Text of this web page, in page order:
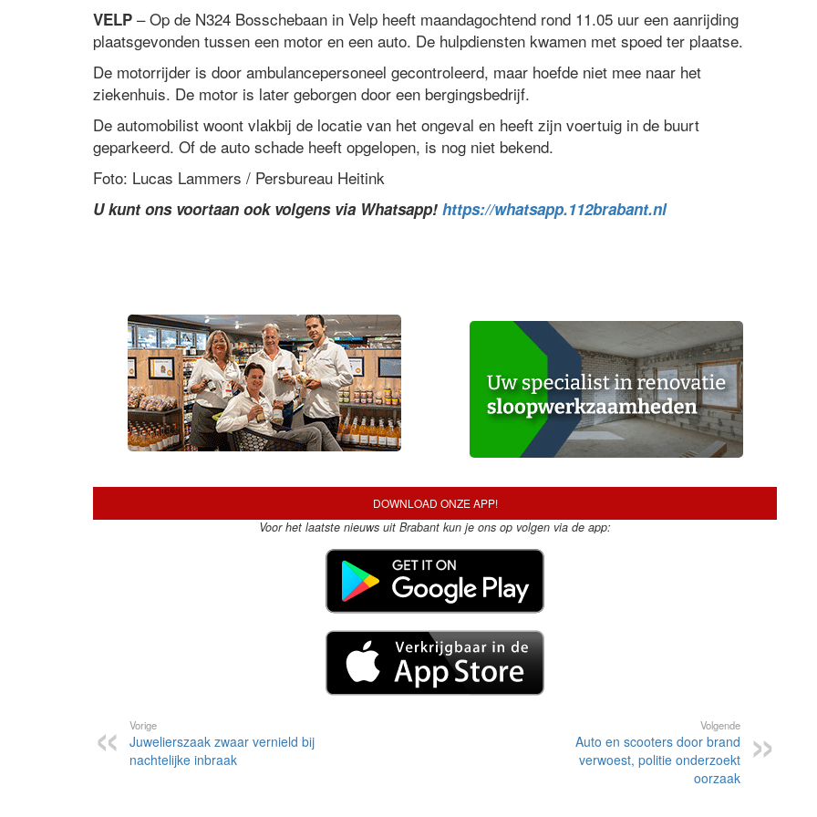
VELP – Op de N324 Bosschebaan in Velp heeft maandagochtend rond 11.05 uur een aanrijding
plaatsgevonden tussen een motor en een auto. De hulpdiensten kwamen met spoed ter plaatse.
De motorrijder is door ambulancepersoneel gecontroleerd, maar hoefde niet mee naar het
ziekenhuis. De motor is later geborgen door een bergingsbedrijf.
De automobilist woont vlakbij de locatie van het ongeval en heeft zijn voertuig in de buurt
geparkeerd. Of de auto schade heeft opgelopen, is nog niet bekend.
Foto: Lucas Lammers / Persbureau Heitink
U kunt ons voortaan ook volgens via Whatsapp! https://whatsapp.112brabant.nl
DOWNLOAD ONZE APP!
Voor het laatste nieuws uit Brabant kun je ons op volgen via de app:
Vorige
Juwelierszaak zwaar vernield bij
nachtelijke inbraak
Volgende
Auto en scooters door brand
verwoest, politie onderzoekt
oorzaak